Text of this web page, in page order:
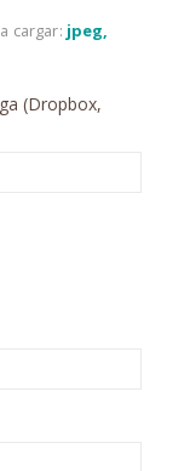
cargar: jpeg,
(Dropbox,